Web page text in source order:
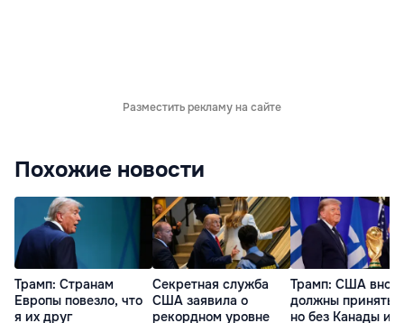
Разместить рекламу на сайте
Похожие новости
Трамп: Cтранам
Европы повезло, что
я их друг
Секретная служба
США заявила о
рекордном уровне
Трамп: США
должны принять
но без Канады и